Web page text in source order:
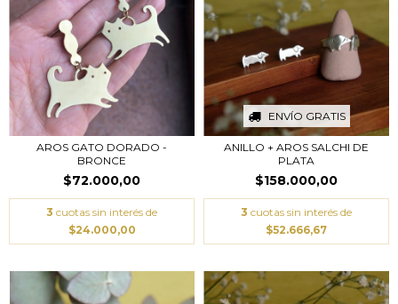
AROS GATO DORADO -
BRONCE
$72.000,00
3 cuotas sin interés de
$24.000,00
ENVÍO GRATIS
ANILLO + AROS SALCHI DE
PLATA
$158.000,00
3 cuotas sin interés de
$52.666,67